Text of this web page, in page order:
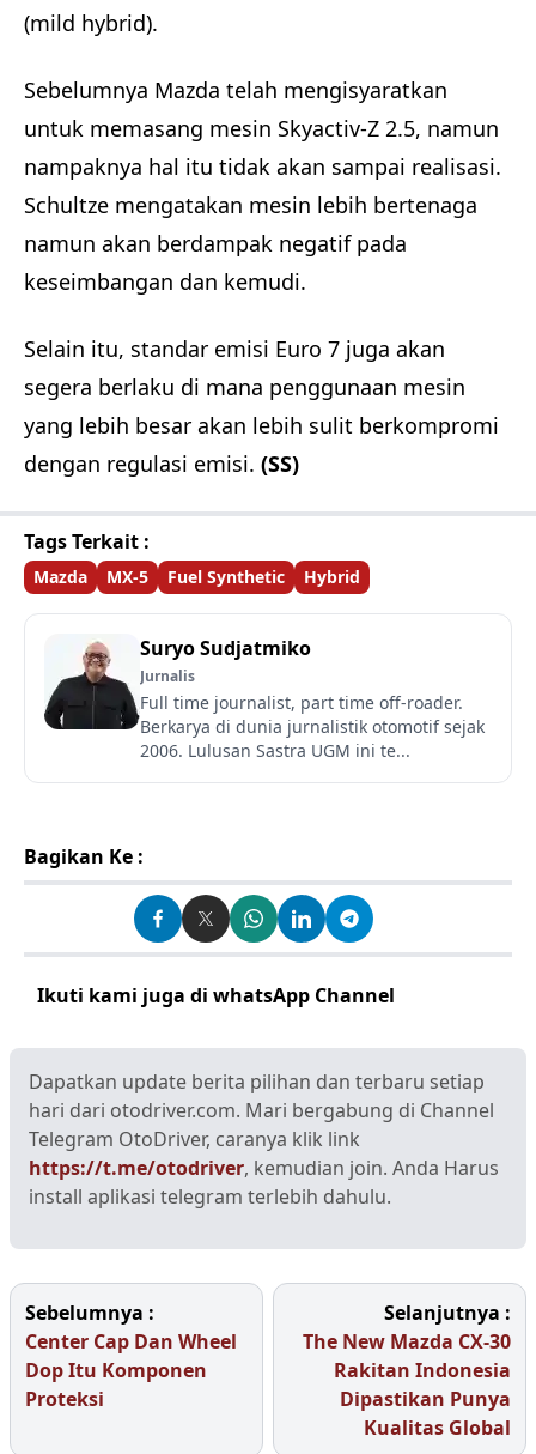
(mild hybrid).
Sebelumnya Mazda telah mengisyaratkan
untuk memasang mesin Skyactiv-Z 2.5, namun
nampaknya hal itu tidak akan sampai realisasi.
Schultze mengatakan mesin lebih bertenaga
namun akan berdampak negatif pada
keseimbangan dan kemudi.
Selain itu, standar emisi Euro 7 juga akan
segera berlaku di mana penggunaan mesin
yang lebih besar akan lebih sulit berkompromi
dengan regulasi emisi. (SS)
Tags Terkait :
Mazda MX-5 Fuel Synthetic Hybrid
Suryo Sudjatmiko
Jurnalis
Full time journalist, part time off-roader.
Berkarya di dunia jurnalistik otomotif sejak
2006. Lulusan Sastra UGM ini te...
Bagikan Ke :
Ikuti kami juga di whatsApp Channel
Dapatkan update berita pilihan dan terbaru setiap
hari dari otodriver.com. Mari bergabung di Channel
Telegram OtoDriver, caranya klik link
https://t.me/otodriver, kemudian join. Anda Harus
install aplikasi telegram terlebih dahulu.
Sebelumnya :
Center Cap Dan Wheel
Dop Itu Komponen
Proteksi
Selanjutnya :
The New Mazda CX-30
Rakitan Indonesia
Dipastikan Punya
Kualitas Global